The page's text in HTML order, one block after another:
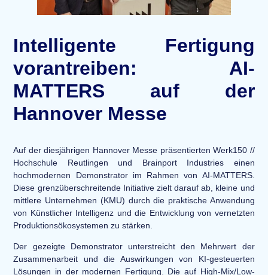
Intelligente Fertigung
vorantreiben: AI-
MATTERS auf der
Hannover Messe
Auf der diesjährigen Hannover Messe präsentierten Werk150 //
Hochschule Reutlingen und Brainport Industries einen
hochmodernen Demonstrator im Rahmen von AI-MATTERS.
Diese grenzüberschreitende Initiative zielt darauf ab, kleine und
mittlere Unternehmen (KMU) durch die praktische Anwendung
von Künstlicher Intelligenz und die Entwicklung von vernetzten
Produktionsökosystemen zu stärken.
Der gezeigte Demonstrator unterstreicht den Mehrwert der
Zusammenarbeit und die Auswirkungen von KI-gesteuerten
Lösungen in der modernen Fertigung. Die auf High-Mix/Low-